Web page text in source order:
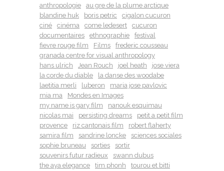
anthropologie
au gre de la plume arctique
blandine huk
boris petric
cigalon cucuron
ciné
cinéma come ledesert
cucuron
documentaires
ethnographie
festival
fievre rouge film
Films
frederic cousseau
granada centre for visual anthropology
hans ulrich
Jean Rouch joel heath
jose viera
la corde du diable
la danse des woodabe
laetitia merli
luberon
maria jose pavlovic
mia ma
Mondes en Images
my name is gary film
nanouk esquimau
nicolas mai
persisting dreams
petit a petit film
provence
riz cantonais film
robert flaherty
samira film
sandrine loncke
sciences sociales
sophie bruneau
sorties
sortir
souvenirs futur radieux
swann dubus
the aya elegance
tim phonh
tourou et bitti